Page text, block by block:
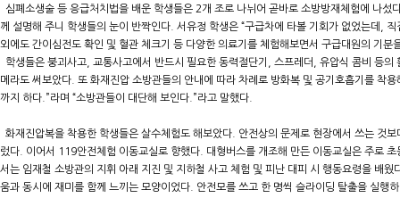
심폐소생술 등 응급처치법을 배운 학생들은 2개 조로 나뉘어 곧바로 소방방재체험에 나섰
께 설명해 주니 학생들의 눈이 반짝인다. 서유정 학생은 “구급차에 타볼 기회가 없었는데,
외에도 간이심전도 확인 및 혈관 체크기 등 다양한 의료기를 체험해보면서 구급대원의 기분
학생들은 붕괴사고, 교통사고에서 반드시 필요한 동력절단기, 스프레더, 유압식 콤비 등
메라도 써보았다. 또 화재진압 소방관들의 안내에 따라 차례로 방화복 및 공기호흡기를 착
까지 하다.”라며 “소방관들이 대단해 보인다.”라고 말했다.
화재진압복을 착용한 학생들은 살수체험도 해보았다. 안전상의 문제로 현장에서 쓰는 것
렀다. 이어서 119안전체험 이동교실로 향했다. 대형버스를 개조해 만든 이동교실은 주로
서는 임재철 소방관의 지휘 아래 지진 및 지하철 사고 체험 및 피난 대피 시 행동요령을 배
움과 동시에 재미를 함께 느끼는 모양이었다. 안전모를 쓰고 한 명씩 슬라이딩 탈출을 실행